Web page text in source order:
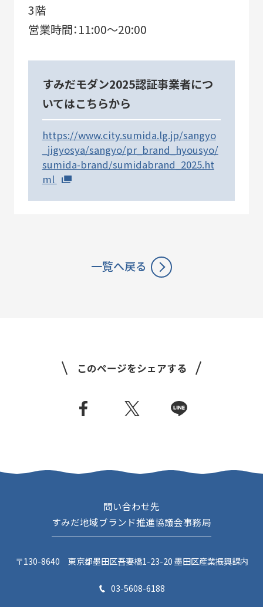
KEYWORDS
フラッグシップ商品開発 ものづくり
SDGs コラボレーター
デザイナー コラボレーション
グッドデザイン賞 すみだ3M運動
NEWS
CERTIFICATION
COMMUNITY
3階
営業時間：11:00～20:00
すみだモダン2025認証事業者につ
いてはこちらから
https://www.city.sumida.lg.jp/sangyo
_jigyosya/sangyo/pr_brand_hyousyo/
sumida-brand/sumidabrand_2025.ht
ml
一覧へ戻る
このページをシェアする
問い合わせ先
すみだ地域ブランド推進協議会事務局
〒130-8640 東京都墨田区吾妻橋1-23-20 墨田区産業振興課内
03-5608-6188